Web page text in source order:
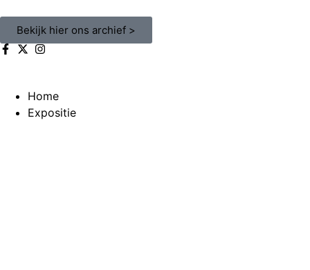
Bekijk hier ons archief >
Home
Expositie